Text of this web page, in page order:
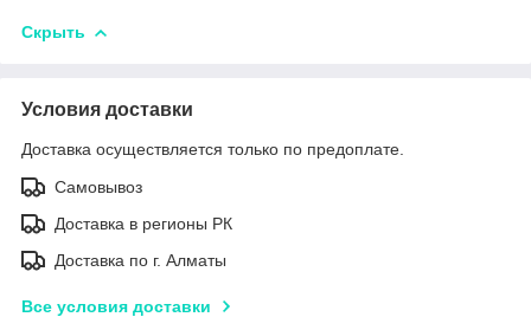
Скрыть
Условия доставки
Доставка осуществляется только по предоплате.
Самовывоз
Доставка в регионы РК
Доставка по г. Алматы
Все условия доставки